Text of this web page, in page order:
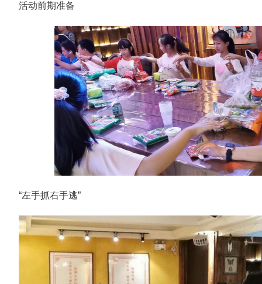
活动前期准备
“左手抓右手逃”